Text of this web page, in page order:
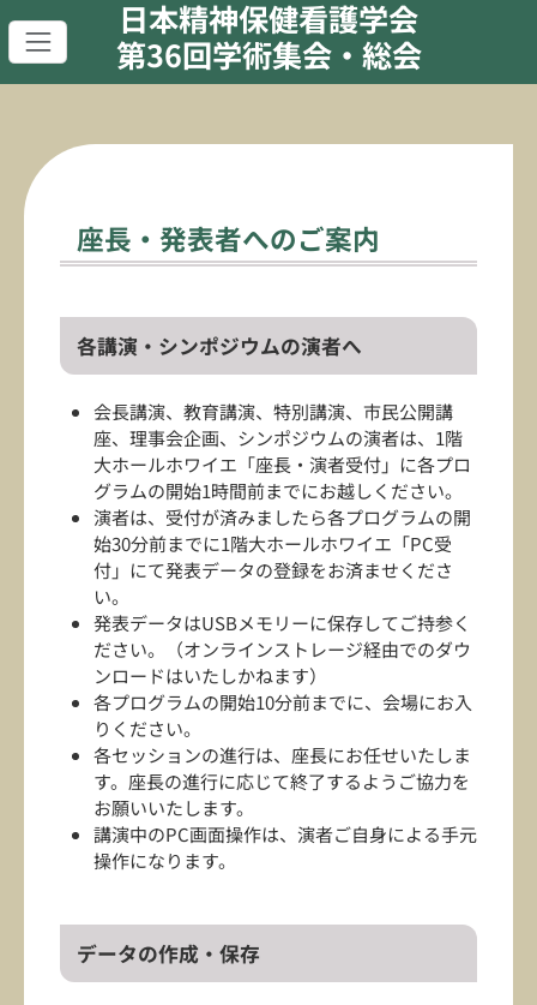
日本精神保健看護学会
第36回学術集会・総会
座長・発表者へのご案内
各講演・シンポジウムの演者へ
会長講演、教育講演、特別講演、市民公開講
座、理事会企画、シンポジウムの演者は、1階
大ホールホワイエ「座長・演者受付」に各プロ
グラムの開始1時間前までにお越しください。
演者は、受付が済みましたら各プログラムの開
始30分前までに1階大ホールホワイエ「PC受
付」にて発表データの登録をお済ませくださ
い。
発表データはUSBメモリーに保存してご持参く
ださい。（オンラインストレージ経由でのダウ
ンロードはいたしかねます）
各プログラムの開始10分前までに、会場にお入
りください。
各セッションの進行は、座長にお任せいたしま
す。座長の進行に応じて終了するようご協力を
お願いいたします。
講演中のPC画面操作は、演者ご自身による手元
操作になります。
データの作成・保存